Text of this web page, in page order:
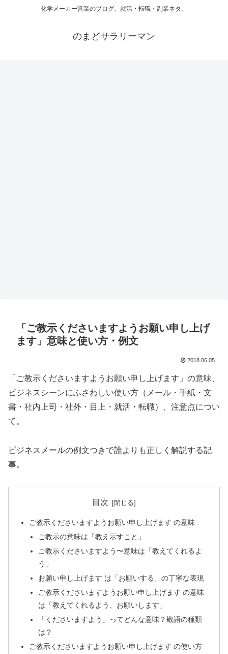
化学メーカー営業のブログ。就活・転職・副業ネタ。
のまどサラリーマン
「ご教示くださいますようお願い申し上げ
ます」意味と使い方・例文
2018.06.05
「ご教示くださいますようお願い申し上げます」の意味、
ビジネスシーンにふさわしい使い方（メール・手紙・文
書・社内上司・社外・目上・就活・転職）、注意点につい
て。
ビジネスメールの例文つきで誰よりも正しく解説する記
事。
目次
ご教示くださいますようお願い申し上げます の意味
ご教示の意味は「教え示すこと」
ご教示くださいますよう〜意味は「教えてくれるよ
う」
お願い申し上げます は「お願いする」の丁寧な表現
ご教示くださいますようお願い申し上げます の意味
は「教えてくれるよう、お願いします」
「くださいますよう」ってどんな意味？敬語の種類
は？
ご教示くださいますようお願い申し上げます の使い方